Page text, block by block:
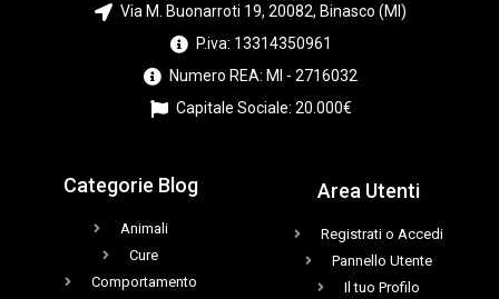
Via M. Buonarroti 19, 20082, Binasco (MI)
P.iva: 13314350961
Numero REA: MI - 2716032
Capitale Sociale: 20.000€
Categorie Blog
Animali
Cure
Comportamento
Area Utenti
Registrati o Accedi
Pannello Utente
Il tuo Profilo